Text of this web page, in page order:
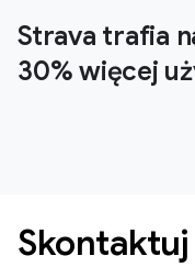
Strava trafia
30% więcej
Skontaktuj